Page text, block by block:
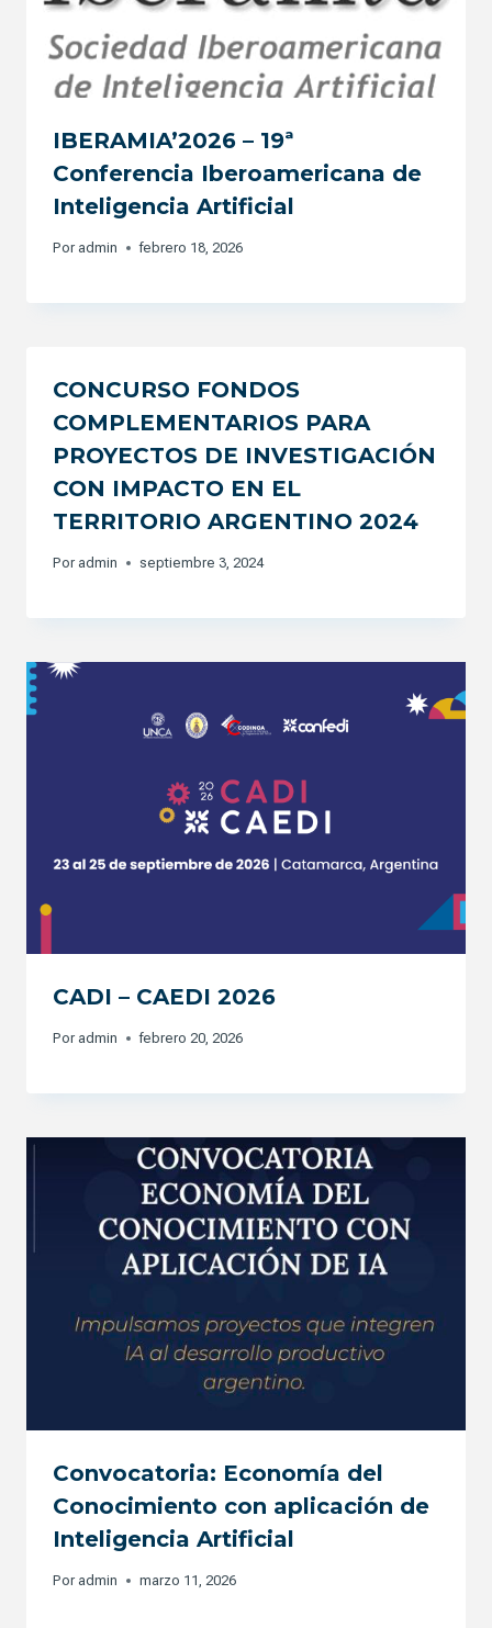
IBERAMIA’2026 – 19ª
Conferencia Iberoamericana de
Inteligencia Artificial
Por admin febrero 18, 2026
CONCURSO FONDOS
COMPLEMENTARIOS PARA
PROYECTOS DE INVESTIGACIÓN
CON IMPACTO EN EL
TERRITORIO ARGENTINO 2024
Por admin septiembre 3, 2024
CADI – CAEDI 2026
Por admin febrero 20, 2026
Convocatoria: Economía del
Conocimiento con aplicación de
Inteligencia Artificial
Por admin marzo 11, 2026